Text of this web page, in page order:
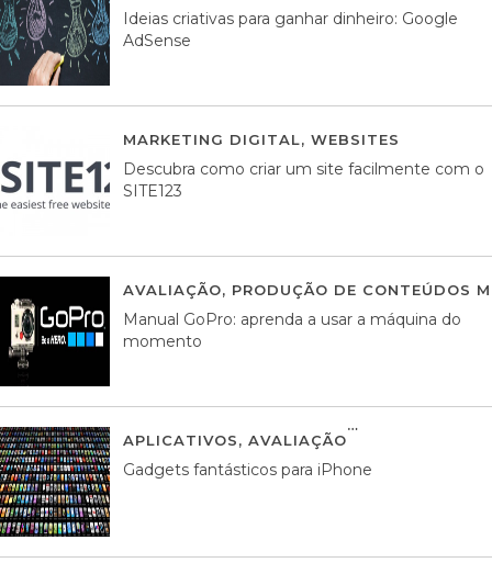
Ideias criativas para ganhar dinheiro: Google
AdSense
MARKETING DIGITAL, WEBSITES
Descubra como criar um site facilmente com o
SITE123
AVALIAÇÃO, PRODUÇÃO DE CONTEÚDOS
Manual GoPro: aprenda a usar a máquina do
momento
APLICATIVOS, AVALIAÇÃO
Gadgets fantásticos para iPhone